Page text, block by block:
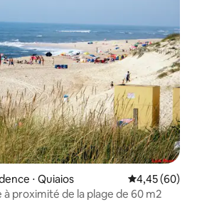
⋅ Quiaios Évaluation
4,45 (60)
proximité de la plage de 60 m2